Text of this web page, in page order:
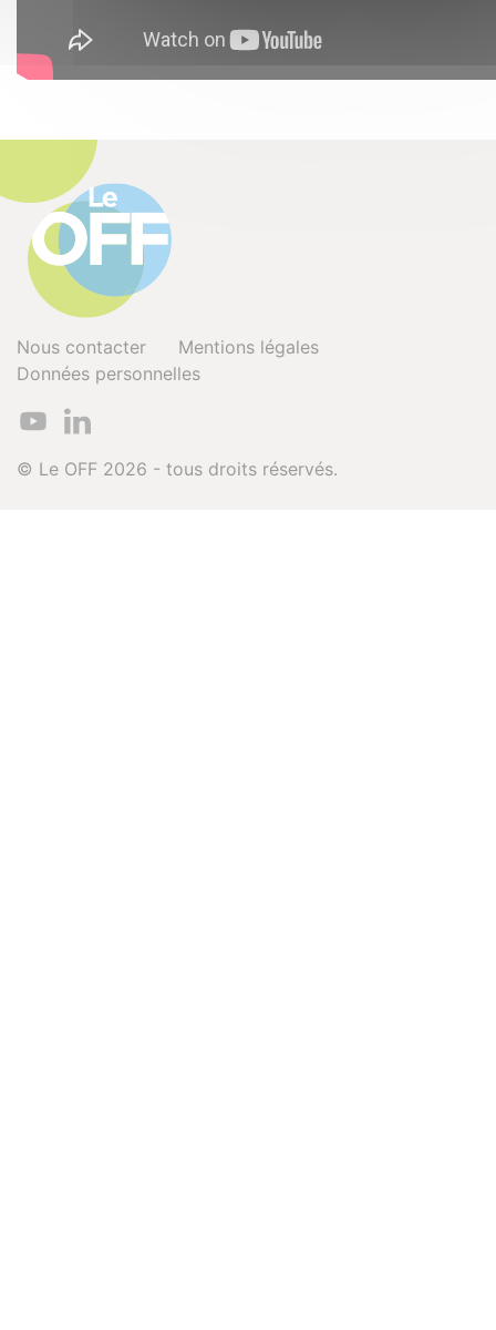
Nous contacter
Mentions légales
Données personnelles
© Le OFF 2026 - tous droits réservés.